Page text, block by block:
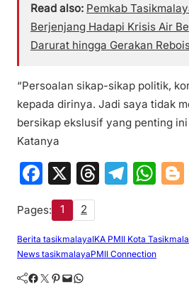
Read also: Pemkab
Berjenjang Hadapi Krisis Air
Darurat hingga Gerakan
“Persoalan sikap-sikap politik,
kepada dirinya. Jadi saya tidak
bersikap ekslusif yang penting ini
Katanya
F
a
c
e
b
o
X
T
a
d
T
gr
a
W
s
A
Pages: 1 2
Berita tasikmalayaIKA PMII Kota
News tasikmalayaPMII Connection
Facebook Twitter Pinterest Mail WhatsApp